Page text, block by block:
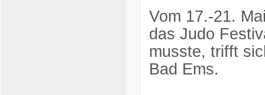
Vom 17.-21.
das Judo
musste, trifft
Bad Ems.